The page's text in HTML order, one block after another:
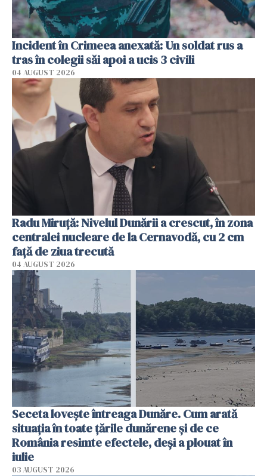
Incident în Crimeea anexată: Un soldat rus a
tras în colegii săi apoi a ucis 3 civili
04 AUGUST 2026
Radu Miruţă: Nivelul Dunării a crescut, în zona
centralei nucleare de la Cernavodă, cu 2 cm
faţă de ziua trecută
04 AUGUST 2026
Seceta lovește întreaga Dunăre. Cum arată
situația în toate țările dunărene și de ce
România resimte efectele, deși a plouat în
iulie
03 AUGUST 2026